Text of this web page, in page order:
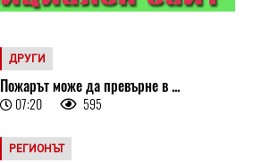
ДРУГИ
Пожарът може да превърне в ...
07:20 595
РЕГИОНЪТ